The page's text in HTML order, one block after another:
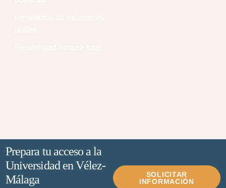
Prepara tu acceso a la
Universidad en Vélez-
Málaga
SOLICITAR
INFORMACIÓN